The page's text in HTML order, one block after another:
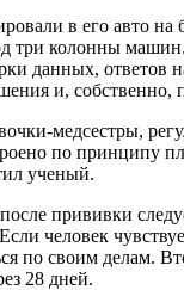
в его авто на
три колонны
данных, ответов
и, собственно,
медсестры,
по принципу
ученый.
прививки
человек
по своим делам.
28 дней.